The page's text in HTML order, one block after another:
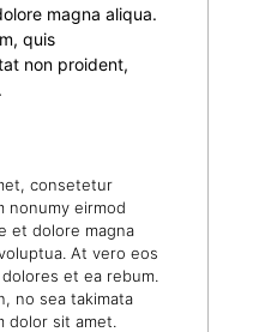
magna aliqua.
quis
non proident,
consetetur
nonumy eirmod
et dolore magna
At vero eos
et ea rebum.
no sea takimata
dolor sit amet.